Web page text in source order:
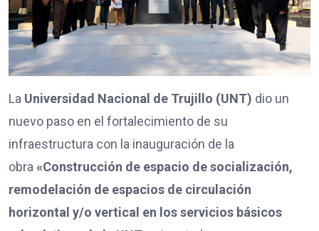
La Universidad Nacional de Trujillo (UNT) dio un
nuevo paso en el fortalecimiento de su
infraestructura con la inauguración de la
obra «Construcción de espacio de socialización,
remodelación de espacios de circulación
horizontal y/o vertical en los servicios básicos